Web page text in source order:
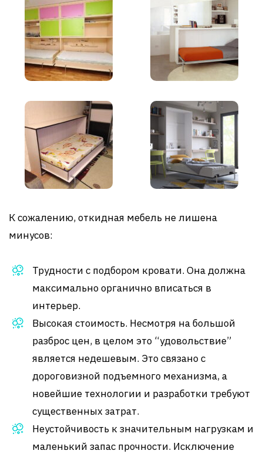
К сожалению, откидная мебель не лишена
минусов:
Трудности с подбором кровати. Она должна
максимально органично вписаться в
интерьер.
Высокая стоимость. Несмотря на большой
разброс цен, в целом это “удовольствие”
является недешевым. Это связано с
дороговизной подъемного механизма, а
новейшие технологии и разработки требуют
существенных затрат.
Неустойчивость к значительным нагрузкам и
маленький запас прочности. Исключение